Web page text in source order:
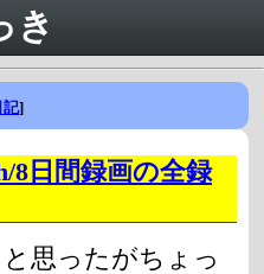
き
記]
8日間録画の全録
思ったがちょっ